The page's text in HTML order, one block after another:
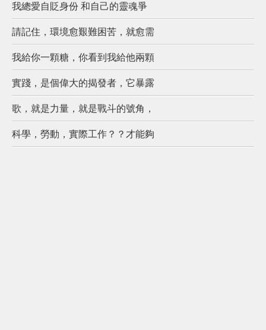
我總愛自貶身份 和自己的靈魂爭
請記住，環境愈艱難困苦，就愈需
我給你一顆糖，你看到我給他兩顆
實踐，是個偉大的揭發者，它暴露
歌，就是力量，就是戰斗的號角，
科學，勞動，實際工作？？才能夠